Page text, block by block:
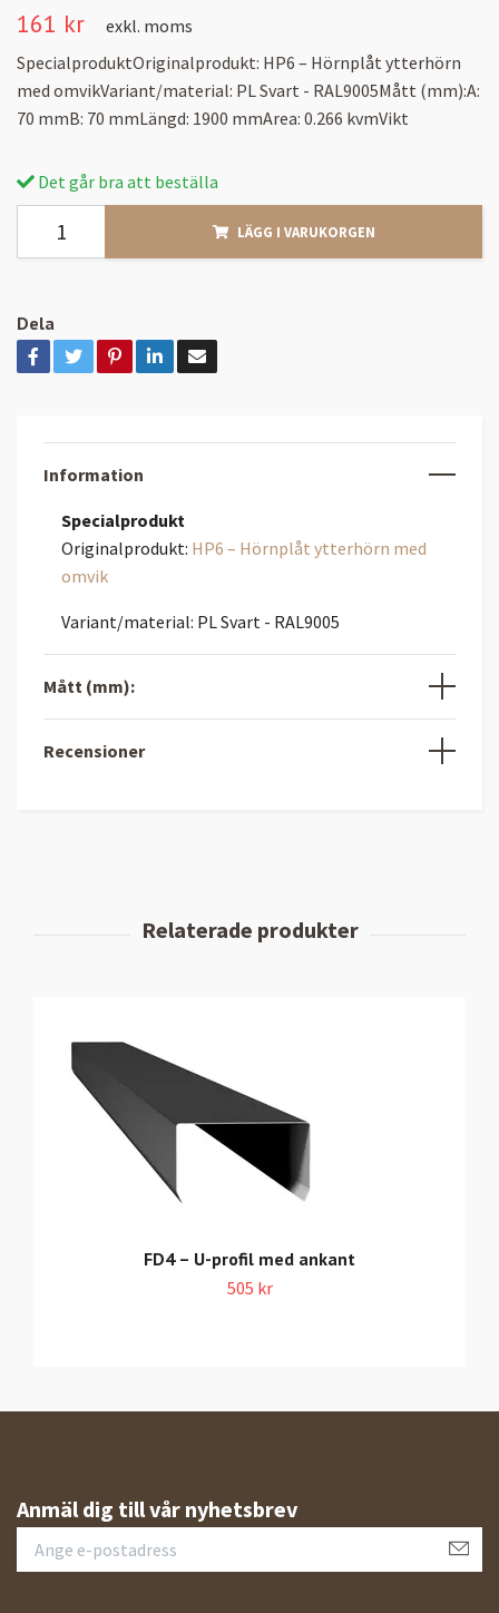
161 kr
exkl. moms
SpecialproduktOriginalprodukt: HP6 – Hörnplåt ytterhörn
med omvikVariant/material: PL Svart - RAL9005Mått (mm):A:
70 mmB: 70 mmLängd: 1900 mmArea: 0.266 kvmVikt
Det går bra att beställa
LÄGG I VARUKORGEN
Dela
Information
Specialprodukt
Originalprodukt: HP6 – Hörnplåt ytterhörn med
omvik
Variant/material: PL Svart - RAL9005
Mått (mm):
Recensioner
FD4 – U-profil med ankant
505 kr
Anmäl dig till vår nyhetsbrev